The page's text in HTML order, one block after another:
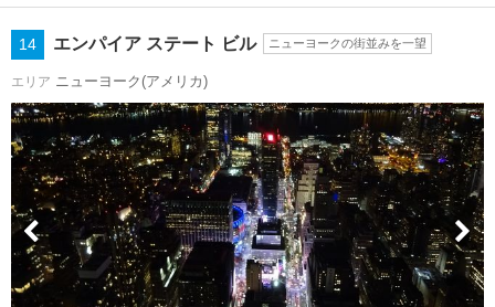
14 エンパイア ステート ビル ニューヨークの街並みを一望
エリア ニューヨーク(アメリカ)